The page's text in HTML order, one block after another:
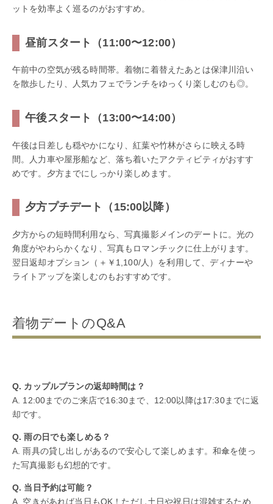
ットを効率よく巡るのがおすすめ。
昼前スタート（11:00〜12:00）
午前中の空気が残る時間帯。着物に着替えたあとは保津川沿い
を散歩したり、人気カフェでランチをゆっくり楽しむのも◎。
午後スタート（13:00〜14:00）
午後は日差しも穏やかになり、紅葉や竹林がさらに映える時
間。人力車や屋形船など、落ち着いたアクティビティがおすす
めです。夕方までにしっかり楽しめます。
夕方プチデート（15:00以降）
夕方からの短時間利用なら、写真撮影メインのデートに。光の
角度がやわらかくなり、写真もロマンチックに仕上がります。
翌日返却オプション（＋￥1,100/人）を利用して、ディナーや
ライトアップを楽しむのもおすすめです。
着物デートのQ&A
Q. カップルプランの返却時間は？
A. 12:00までのご来店で16:30まで、12:00以降は17:30までに返
却です。
Q. 雨の日でも楽しめる？
A. 雨具の貸し出しがあるので安心して楽しめます。和傘を使っ
た写真撮影も幻想的です。
Q. 当日予約は可能？
A. 空きがあれば当日もOK！ただし土日や祝日は混雑するため、